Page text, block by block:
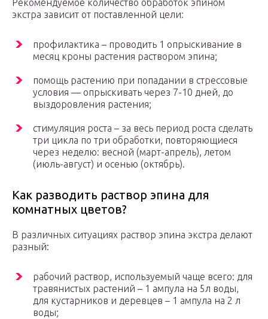
Рекомендуемое количество обработок эпином
экстра зависит от поставленной цели:
профилактика – проводить 1 опрыскивание в
месяц кроны растения раствором эпина;
помощь растению при попадании в стрессовые
условия — опрыскивать через 7-10 дней, до
выздоровления растения;
стимуляция роста – за весь период роста сделать
три цикла по три обработки, повторяющиеся
через неделю: весной (март-апрель), летом
(июль-август) и осенью (октябрь).
Как разводить раствор эпина для
комнатных цветов?
В различных ситуациях раствор эпина экстра делают
разный:
рабочий раствор, используемый чаще всего: для
травянистых растений – 1 ампула на 5л воды,
для кустарников и деревцев – 1 ампула на 2 л
воды;